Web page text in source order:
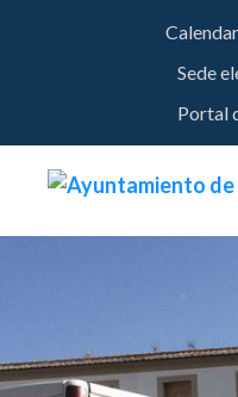
Sede
Portal